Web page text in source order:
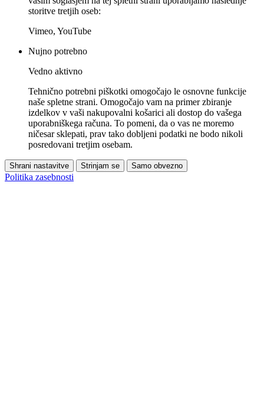
storitve tretjih oseb:
Vimeo, YouTube
Nujno potrebno
Vedno aktivno
Tehnično potrebni piškotki omogočajo le osnovne funkcije
naše spletne strani. Omogočajo vam na primer zbiranje
izdelkov v vaši nakupovalni košarici ali dostop do vašega
uporabniškega računa. To pomeni, da o vas ne moremo
ničesar sklepati, prav tako dobljeni podatki ne bodo nikoli
posredovani tretjim osebam.
Shrani nastavitve Strinjam se Samo obvezno
Politika zasebnosti